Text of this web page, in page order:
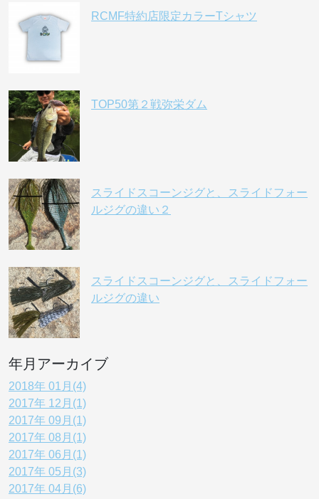
RCMF特約店限定カラーTシャツ
TOP50第２戦弥栄ダム
スライドスコーンジグと、スライドフォー
ルジグの違い２
スライドスコーンジグと、スライドフォー
ルジグの違い
年月アーカイブ
2018年 01月(4)
2017年 12月(1)
2017年 09月(1)
2017年 08月(1)
2017年 06月(1)
2017年 05月(3)
2017年 04月(6)